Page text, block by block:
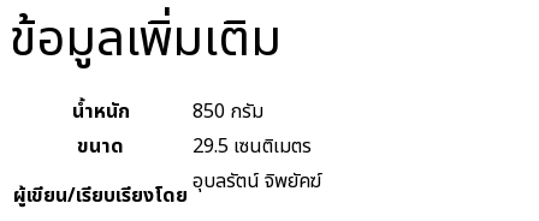
ข้อมูลเพิ่มเติม
น้ำหนัก
850 กรัม
ขนาด
29.5 เซนติเมตร
ผู้เขียน/เรียบเรียงโดย อุบลรัตน์ จิพยัคฆ์